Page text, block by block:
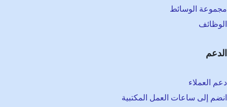
مجموعة الوسائط
الوظائف
الدعم
دعم العملاء
انضم إلى ساعات العمل المكتبية